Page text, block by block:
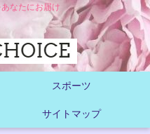
なたにお届け
スポーツ
サイトマップ